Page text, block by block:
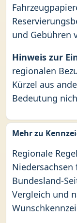
und Gebühren
Hinweis zur
regionalen
Kürzel aus
Bedeutung
Mehr zu
Regionale
Bundesland-
Vergleich und